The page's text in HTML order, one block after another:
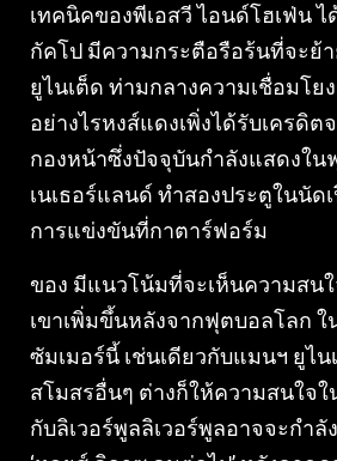
เทคนิคของพีเอสวี ไอนด์โฮเฟ่น
กัคโป มีความกระตือรือร้นที่จะย้
ยูไนเต็ด ท่ามกลางความเชื่อมโย
อย่างไรหงส์แดงเพิ่งได้รับเครดิ
กองหน้าซึ่งปัจจุบันกําลังแสดงใ
เนเธอร์แลนด์ ทําสองประตูในนัด
การแข่งขันที่กาตาร์ฟอร์ม
ของ มีแนวโน้มที่จะเห็นความสน
เขาเพิ่มขึ้นหลังจากฟุตบอลโลก
ซัมเมอร์นี้ เช่นเดียวกับแมนฯ ยูไน
สโมสรอื่นๆ ต่างก็ให้ความสนใจใ
กับลิเวอร์พูลลิเวอร์พูลอาจจะกํา